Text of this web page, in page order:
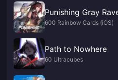
Punishing Gray
600 Rainbow Cards (iOS)
Path to Nowhere
60 Ultracubes